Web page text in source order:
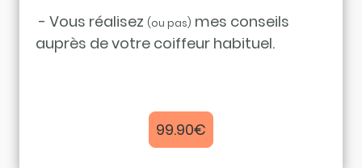
- Vous réalisez (ou pas) mes conseils
auprès de votre coiffeur habituel.
99.90€